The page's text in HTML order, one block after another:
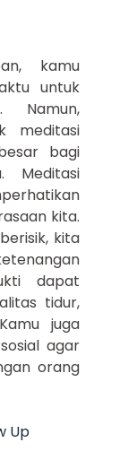
kamu
untuk
Namun,
meditasi
bagi
Meditasi
kita.
kita
dapat
tidur,
juga
agar
orang
Up